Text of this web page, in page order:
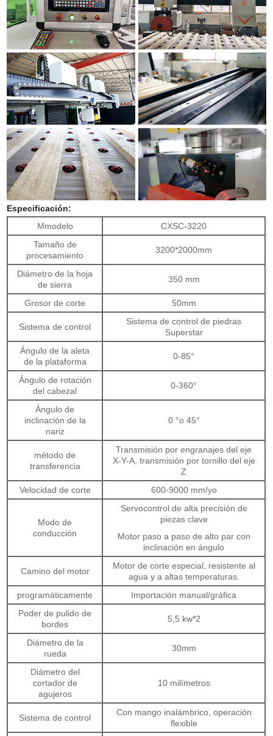
Especificación:
Mmodelo
CXSC-3220
Tamaño de
procesamiento
3200*2000mm
Diámetro de la hoja
de sierra
350 mm
Grosor de corte 50mm
Sistema de control
Sistema de control de piedras
Superstar
Ángulo de la aleta
de la plataforma
0-85°
Ángulo de rotación
del cabezal
0-360°
Ángulo de
inclinación de la
nariz
0 °o 45°
método de
transferencia
Transmisión por engranajes del eje
X-Y-A, transmisión por tornillo del eje
Z
Velocidad de corte
600-9000 mm/yo
Modo de
conducción
Servocontrol de alta precisión de
piezas clave
Motor paso a paso de alto par con
inclinación en ángulo
Camino del motor
Motor de corte especial, resistente al
agua y a altas temperaturas.
programáticamente
Importación manual/gráfica
Poder de pulido de
bordes
5,5 kw*2
Diámetro de la
rueda
30mm
Diámetro del
cortador de
agujeros
10 milímetros
Sistema de control
Con mango inalámbrico, operación
flexible